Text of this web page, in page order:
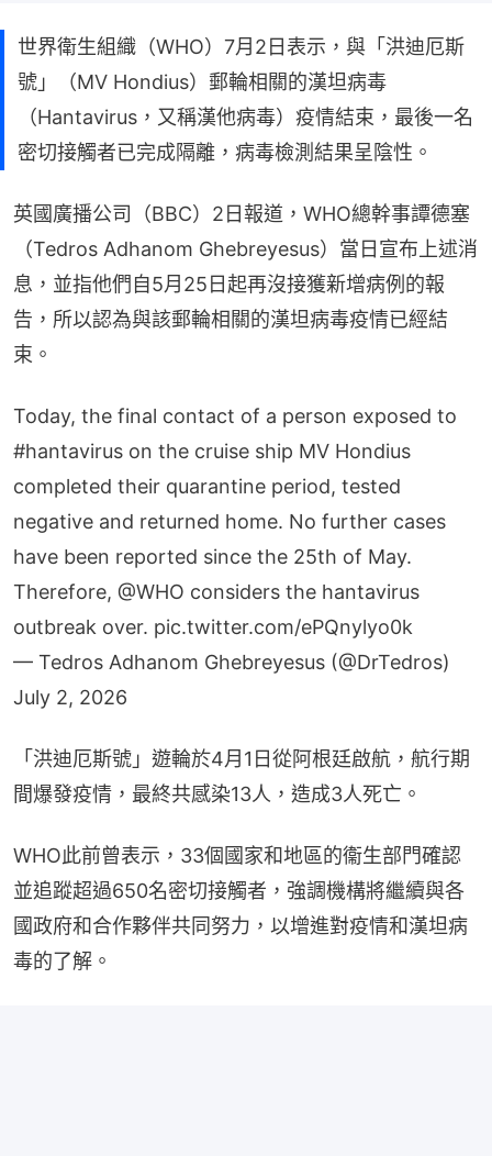
世界衛生組織（WHO）7月2日表示，與「洪迪厄斯
號」（MV Hondius）郵輪相關的漢坦病毒
（Hantavirus，又稱漢他病毒）疫情結束，最後一名
密切接觸者已完成隔離，病毒檢測結果呈陰性。
英國廣播公司（BBC）2日報道，WHO總幹事譚德塞
（Tedros Adhanom Ghebreyesus）當日宣布上述消
息，並指他們自5月25日起再沒接獲新增病例的報
告，所以認為與該郵輪相關的漢坦病毒疫情已經結
束。
Today, the final contact of a person exposed to
#hantavirus on the cruise ship MV Hondius
completed their quarantine period, tested
negative and returned home. No further cases
have been reported since the 25th of May.
Therefore, @WHO considers the hantavirus
outbreak over. pic.twitter.com/ePQnylyo0k
— Tedros Adhanom Ghebreyesus (@DrTedros)
July 2, 2026
「洪迪厄斯號」遊輪於4月1日從阿根廷啟航，航行期
間爆發疫情，最終共感染13人，造成3人死亡。
WHO此前曾表示，33個國家和地區的衞生部門確認
並追蹤超過650名密切接觸者，強調機構將繼續與各
國​​政府和合作夥伴共同努力，以增進對疫情和漢坦病
毒的了解。